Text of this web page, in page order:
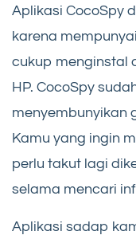
Aplikasi CocoSpy
karena
cukup menginstal
HP. CocoSpy
menyembunyikan
Kamu yang ingin
perlu takut lagi
selama mencari
Aplikasi sadap